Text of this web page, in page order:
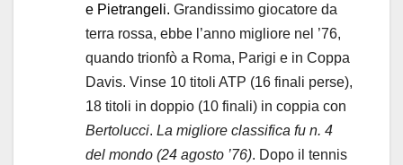
e Pietrangeli. Grandissimo giocatore da
terra rossa, ebbe l’anno migliore nel ’76,
quando trionfò a Roma, Parigi e in Coppa
Davis. Vinse 10 titoli ATP (16 finali perse),
18 titoli in doppio (10 finali) in coppia con
Bertolucci. La migliore classifica fu n. 4
del mondo (24 agosto ’76). Dopo il tennis